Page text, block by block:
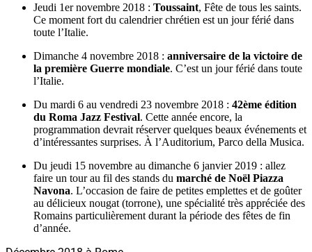
Jeudi 1er novembre 2018 : Toussaint, Fête de tous les saints.
Ce moment fort du calendrier chrétien est un jour férié dans
toute l’Italie.
Dimanche 4 novembre 2018 : anniversaire de la victoire de
la première Guerre mondiale. C’est un jour férié dans toute
l’Italie.
Du mardi 6 au vendredi 23 novembre 2018 : 42ème édition
du Roma Jazz Festival. Cette année encore, la
programmation devrait réserver quelques beaux événements et
d’intéressantes surprises. À l’Auditorium, Parco della Musica.
Du jeudi 15 novembre au dimanche 6 janvier 2019 : allez
faire un tour au fil des stands du marché de Noël Piazza
Navona. L’occasion de faire de petites emplettes et de goûter
au délicieux nougat (torrone), une spécialité très appréciée des
Romains particulièrement durant la période des fêtes de fin
d’année.